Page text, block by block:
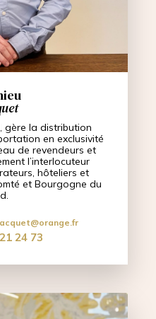
gère la distribution
en exclusivité
de revendeurs et
l’interlocuteur
hôteliers et
et Bourgogne du
24 73